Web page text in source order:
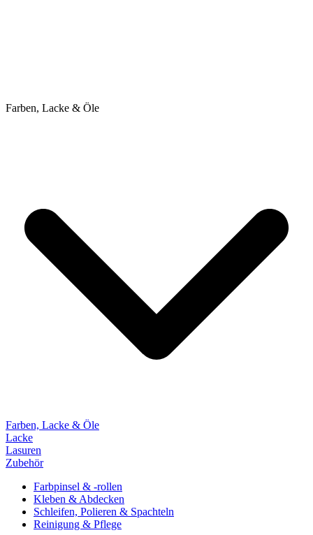
Farben, Lacke & Öle
Farben, Lacke & Öle
Lacke
Lasuren
Zubehör
Farbpinsel & -rollen
Kleben & Abdecken
Schleifen, Polieren & Spachteln
Reinigung & Pflege